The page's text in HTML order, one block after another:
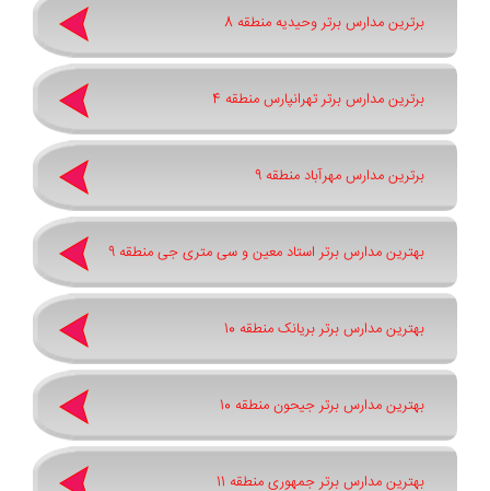
برترین مدارس برتر وحیدیه منطقه 8
برترین مدارس برتر تهرانپارس منطقه 4
برترین مدارس مهرآباد منطقه 9
بهترین مدارس برتر استاد معین و سی متری جی منطقه 9
بهترین مدارس برتر بریانک منطقه 10
بهترین مدارس برتر جیحون منطقه 10
بهترین مدارس برتر جمهوری منطقه 11